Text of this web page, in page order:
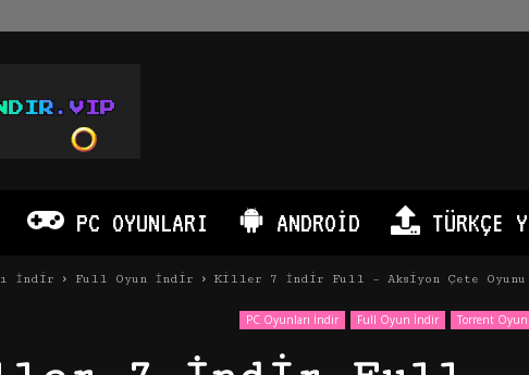
PC OYUNLARI ANDROID TÜRKÇE
İndir Full Oyun İndir Killer 7 İndir Full – Aksiyon Çete Oyunu
PC Oyunları İndir Full Oyun İndir Torrent